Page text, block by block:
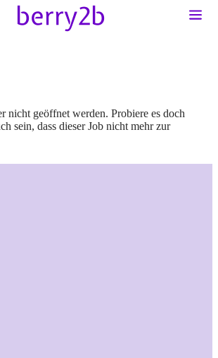
nicht geöffnet werden. Probiere es doch
sein, dass dieser Job nicht mehr zur